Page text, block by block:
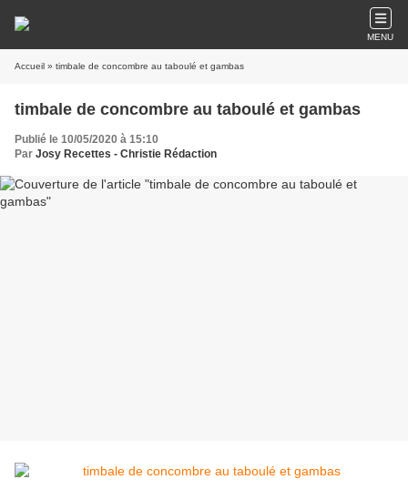
MENU
Accueil » timbale de concombre au taboulé et gambas
timbale de concombre au taboulé et gambas
Publié le 10/05/2020 à 15:10
Par Josy Recettes - Christie Rédaction